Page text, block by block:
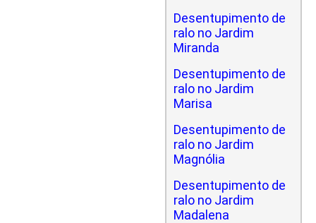
Desentupimento de
ralo no Jardim
Miranda
Desentupimento de
ralo no Jardim
Marisa
Desentupimento de
ralo no Jardim
Magnólia
Desentupimento de
ralo no Jardim
Madalena